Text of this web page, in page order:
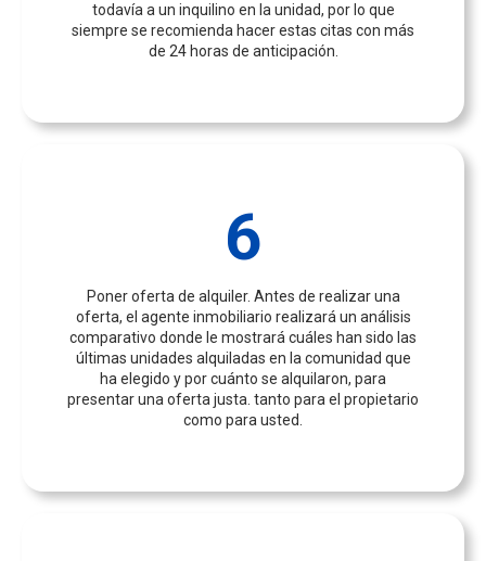
todavía a un inquilino en la unidad, por lo que
siempre se recomienda hacer estas citas con más
de 24 horas de anticipación.
6
Poner oferta de alquiler. Antes de realizar una
oferta, el agente inmobiliario realizará un análisis
comparativo donde le mostrará cuáles han sido las
últimas unidades alquiladas en la comunidad que
ha elegido y por cuánto se alquilaron, para
presentar una oferta justa. tanto para el propietario
como para usted.